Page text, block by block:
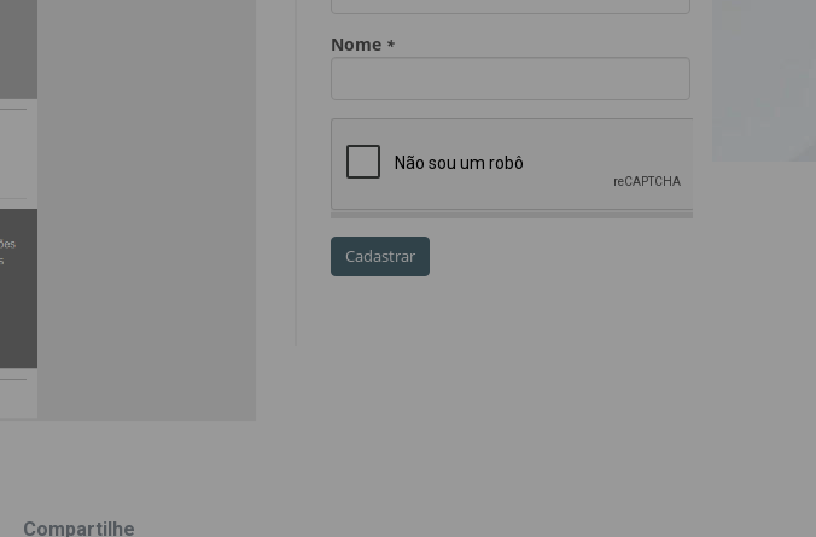
Compartilhe
Dia dos Professores
golpe do precatório
golpes a credores